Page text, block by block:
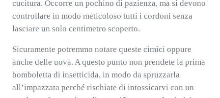
cucitura. Occorre un pochino di pazienza, ma si devono
controllare in modo meticoloso tutti i cordoni senza
lasciare un solo centimetro scoperto.
Sicuramente potremmo notare queste cimici oppure
anche delle uova. A questo punto non prendete la prima
bomboletta di insetticida, in modo da spruzzarla
all’impazzata perché rischiate di intossicarvi con un